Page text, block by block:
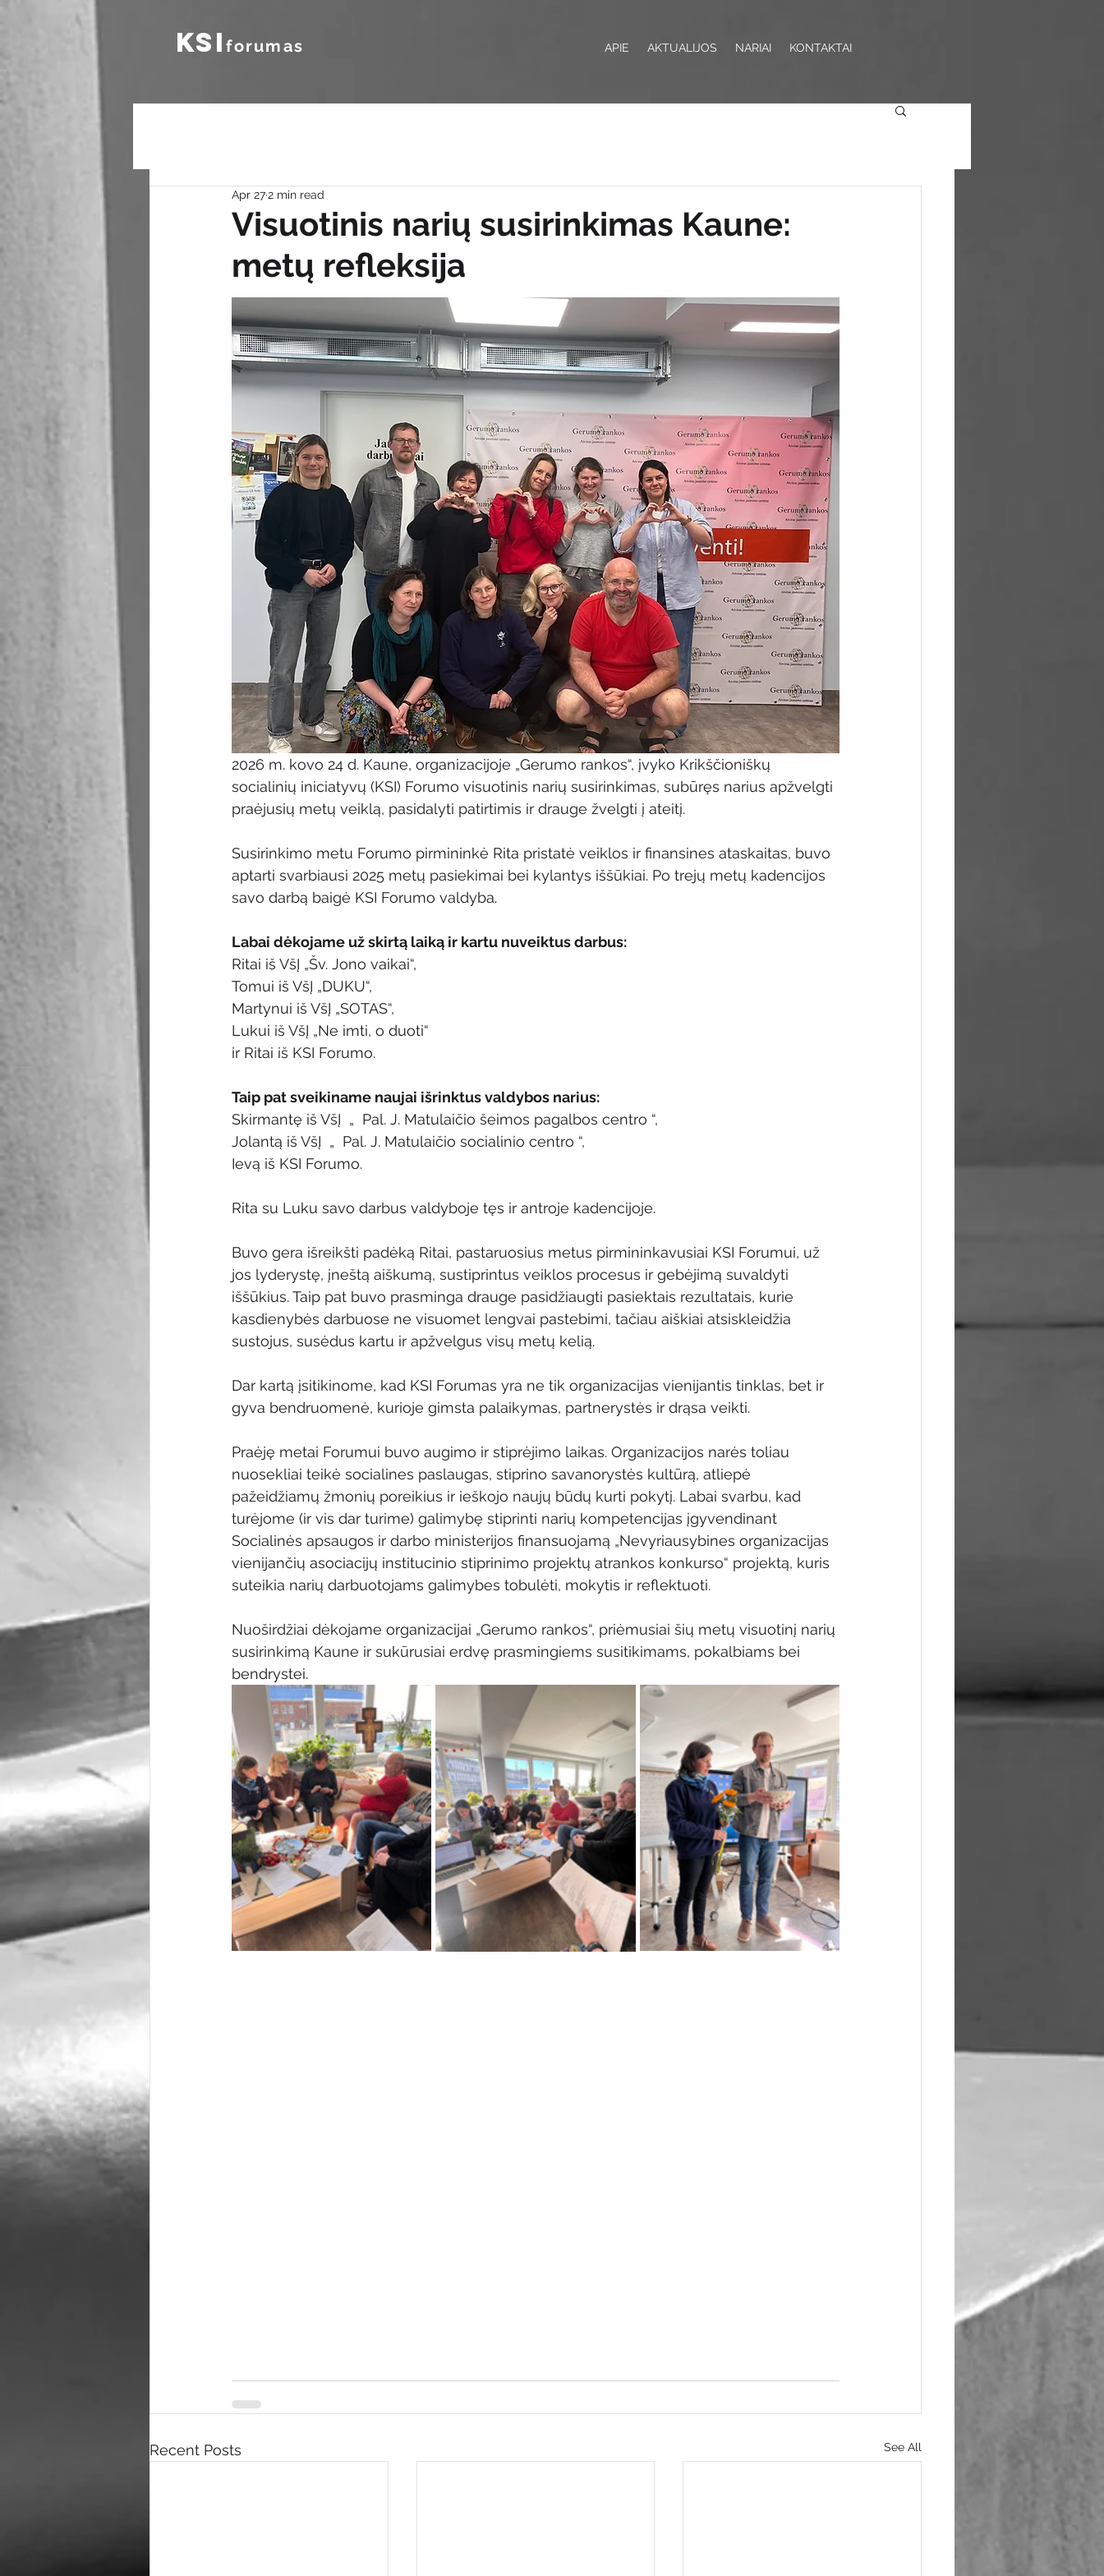
KSIforumas APIE AKTUALIJOS NARIAI KONTAKTAI
Visuotinis narių susirinkimas Kaune:
metų refleksija
Apr 272 min read
2026 m. kovo 24 d. Kaune, organizacijoje „Gerumo rankos“, įvyko Krikščioniškų
socialinių iniciatyvų (KSI) Forumo visuotinis narių susirinkimas, subūręs narius apžvelgti
praėjusių metų veiklą, pasidalyti patirtimis ir drauge žvelgti į ateitį.
Susirinkimo metu Forumo pirmininkė Rita pristatė veiklos ir finansines ataskaitas, buvo
aptarti svarbiausi 2025 metų pasiekimai bei kylantys iššūkiai. Po trejų metų kadencijos
savo darbą baigė KSI Forumo valdyba.
Labai dėkojame už skirtą laiką ir kartu nuveiktus darbus:
Ritai iš VšĮ „Šv. Jono vaikai“,
Tomui iš VšĮ „DUKU“,
Martynui iš VšĮ „SOTAS“,
Lukui iš VšĮ „Ne imti, o duoti“
ir Ritai iš KSI Forumo.
Taip pat sveikiname naujai išrinktus valdybos narius:
Skirmantę iš VšĮ  „  Pal. J. Matulaičio šeimos pagalbos centro “,
Jolantą iš VšĮ  „  Pal. J. Matulaičio socialinio centro “,
Ievą iš KSI Forumo.
Rita su Luku savo darbus valdyboje tęs ir antroje kadencijoje.
Buvo gera išreikšti padėką Ritai, pastaruosius metus pirmininkavusiai KSI Forumui, už
jos lyderystę, įneštą aiškumą, sustiprintus veiklos procesus ir gebėjimą suvaldyti
iššūkius. Taip pat buvo prasminga drauge pasidžiaugti pasiektais rezultatais, kurie
kasdienybės darbuose ne visuomet lengvai pastebimi, tačiau aiškiai atsiskleidžia
sustojus, susėdus kartu ir apžvelgus visų metų kelią.
Dar kartą įsitikinome, kad KSI Forumas yra ne tik organizacijas vienijantis tinklas, bet ir
gyva bendruomenė, kurioje gimsta palaikymas, partnerystės ir drąsa veikti.
Praėję metai Forumui buvo augimo ir stiprėjimo laikas. Organizacijos narės toliau
nuosekliai teikė socialines paslaugas, stiprino savanorystės kultūrą, atliepė
pažeidžiamų žmonių poreikius ir ieškojo naujų būdų kurti pokytį. Labai svarbu, kad
turėjome (ir vis dar turime) galimybę stiprinti narių kompetencijas įgyvendinant
Socialinės apsaugos ir darbo ministerijos finansuojamą „Nevyriausybines organizacijas
vienijančių asociacijų institucinio stiprinimo projektų atrankos konkurso“ projektą, kuris
suteikia narių darbuotojams galimybes tobulėti, mokytis ir reflektuoti.
Nuoširdžiai dėkojame organizacijai „Gerumo rankos“, priėmusiai šių metų visuotinį narių
susirinkimą Kaune ir sukūrusiai erdvę prasmingiems susitikimams, pokalbiams bei
bendrystei.
Recent Posts See All